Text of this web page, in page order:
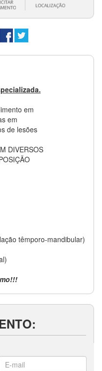
em
em
de lesões
DIVERSOS
têmporo-mandibular)